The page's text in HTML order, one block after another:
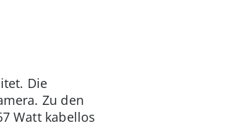
Die
Zu den
Watt kabellos